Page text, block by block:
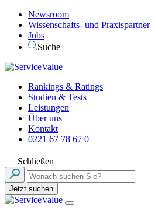
Newsroom
Wissenschafts- und Praxispartner
Jobs
Suche
Rankings & Ratings
Studien & Tests
Leistungen
Über uns
Kontakt
0221 67 78 67 0
Schließen
Jetzt suchen